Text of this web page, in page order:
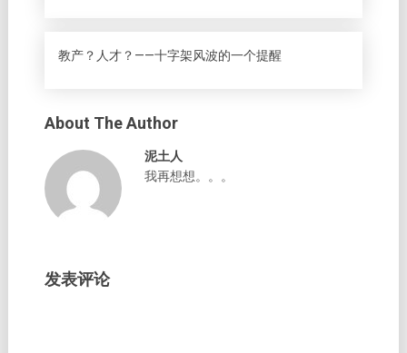
教产？人才？——​十字架风波的一个提醒
About The Author
泥土人
我再想想。。。
发表评论